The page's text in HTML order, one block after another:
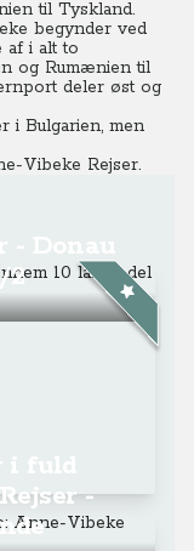
til Tyskland.
begynder ved
af i alt to
og Rumænien til
deler øst og
i Bulgarien, men
Vibeke Rejser.
2
-